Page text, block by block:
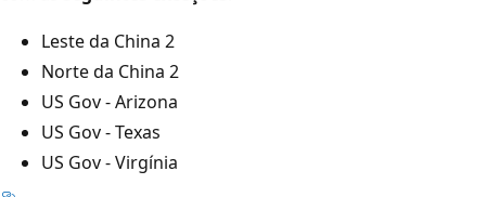
Leste da China 2
Norte da China 2
US Gov - Arizona
US Gov - Texas
US Gov - Virgínia